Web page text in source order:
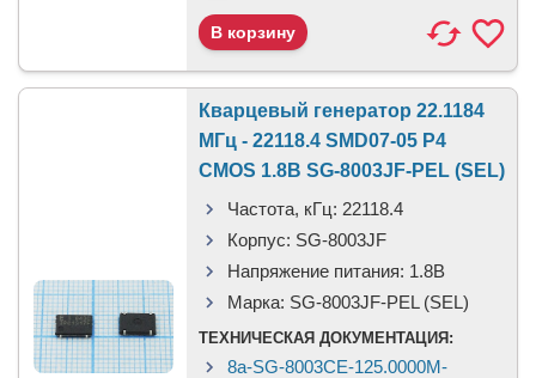
Кварцевый генератор 22.1184
МГц - 22118.4 SMD07-05 P4
CMOS 1.8В SG-8003JF-PEL (SEL)
Частота, кГц: 22118.4
Корпус: SG-8003JF
Напряжение питания: 1.8В
Марка: SG-8003JF-PEL (SEL)
ТЕХНИЧЕСКАЯ ДОКУМЕНТАЦИЯ:
8a-SG-8003CE-125.0000M-